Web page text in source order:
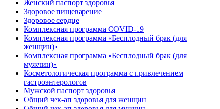
Женский паспорт здоровья
Здоровое пищеварение
Здоровое сердце
Комплексная программа COVID-19
Комплексная программа «Бесплодный брак (для
женщин)»
Комплексная программа «Бесплодный брак (для
мужчин)»
Косметологическая программа с привлечением
гастроэнтерологов
Мужской паспорт здоровья
Общий чек-ап здоровья для женщин